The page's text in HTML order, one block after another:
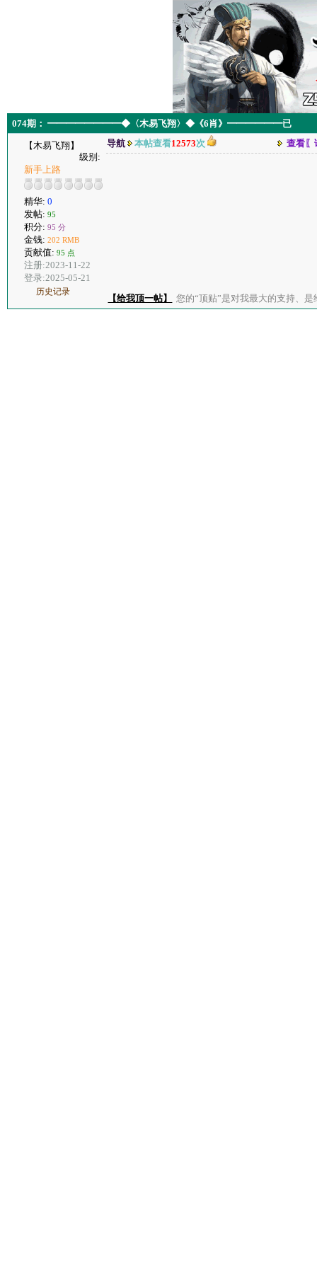
074期： ━━━━━━━━◆〈木易飞翔〉◆《6肖》━━━━━━已
【木易飞翔】
级别:
新手上路
精华: 0
发帖: 95
积分: 95 分
金钱: 202 RMB
贡献值: 95 点
注册:2023-11-22
登录:2025-05-21
历史记录
导航 本帖查看12573次 查看〖
【给我顶一帖】 您的“顶贴”是对我最大的支持、